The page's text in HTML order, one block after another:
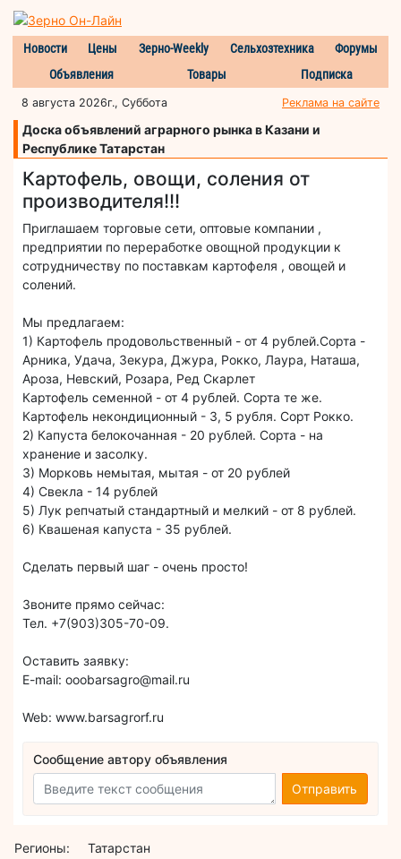
Новости Цены Зерно-Weekly Сельхозтехника
Форумы
Объявления
Товары Подписка
8 августа 2026г., Суббота Реклама на сайте
Доска объявлений аграрного рынка в Казани и
Республике Татарстан
Картофель, овощи, соления от
производителя!!!
Приглашаем торговые сети, оптовые компании ,
предприятии по переработке овощной продукции к
сотрудничеству по поставкам картофеля , овощей и
солений.
Мы предлагаем:
1) Картофель продовольственный - от 4 рублей.Сорта -
Арника, Удача, Зекура, Джура, Рокко, Лаура, Наташа,
Ароза, Невский, Розара, Ред Скарлет
Картофель семенной - от 4 рублей. Сорта те же.
Картофель некондиционный - 3, 5 рубля. Сорт Рокко.
2) Капуста белокочанная - 20 рублей. Сорта - на
хранение и засолку.
3) Морковь немытая, мытая - от 20 рублей
4) Свекла - 14 рублей
5) Лук репчатый стандартный и мелкий - от 8 рублей.
6) Квашеная капуста - 35 рублей.
Сделать первый шаг - очень просто!
Звоните прямо сейчас:
Тел. +7(903)305-70-09.
Оставить заявку:
E-mail: ooobarsagro@mail.ru
Web: www.barsagrorf.ru
Сообщение автору объявления
Отправить
Регионы:
Татарстан